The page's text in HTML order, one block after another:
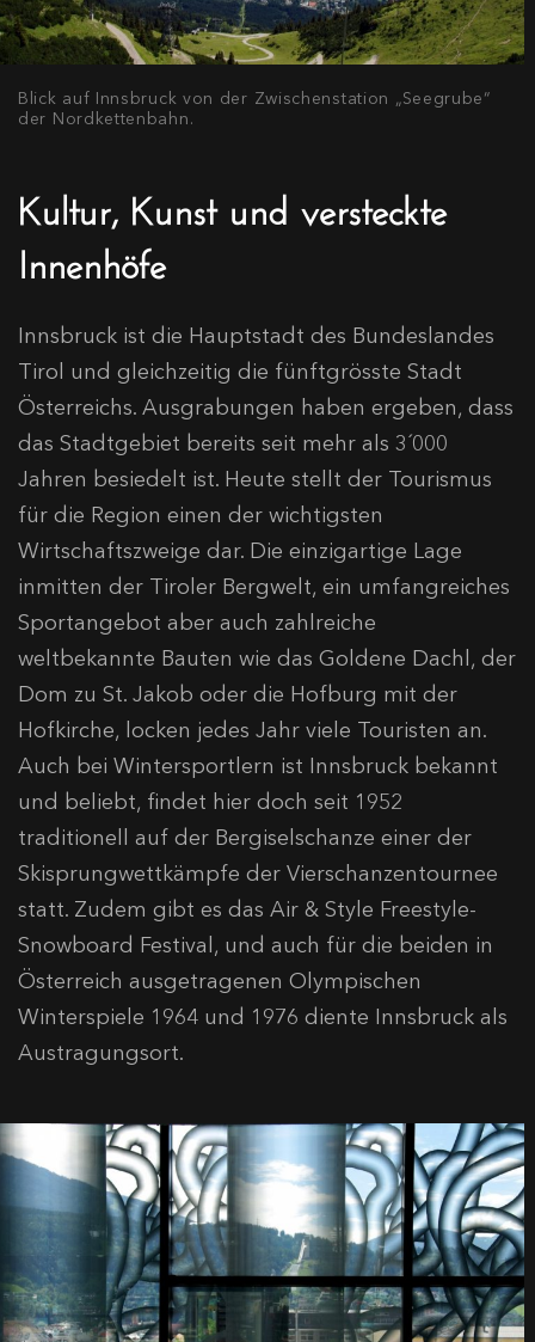
Blick auf Innsbruck von der Zwischenstation „Seegrube“
der Nordkettenbahn.
Kultur, Kunst und versteckte
Innenhöfe
Innsbruck ist die Hauptstadt des Bundeslandes
Tirol und gleichzeitig die fünftgrösste Stadt
Österreichs. Ausgrabungen haben ergeben, dass
das Stadtgebiet bereits seit mehr als 3´000
Jahren besiedelt ist. Heute stellt der Tourismus
für die Region einen der wichtigsten
Wirtschaftszweige dar. Die einzigartige Lage
inmitten der Tiroler Bergwelt, ein umfangreiches
Sportangebot aber auch zahlreiche
weltbekannte Bauten wie das Goldene Dachl, der
Dom zu St. Jakob oder die Hofburg mit der
Hofkirche, locken jedes Jahr viele Touristen an.
Auch bei Wintersportlern ist Innsbruck bekannt
und beliebt, findet hier doch seit 1952
traditionell auf der Bergiselschanze einer der
Skisprungwettkämpfe der Vierschanzentournee
statt. Zudem gibt es das Air & Style Freestyle-
Snowboard Festival, und auch für die beiden in
Österreich ausgetragenen Olympischen
Winterspiele 1964 und 1976 diente Innsbruck als
Austragungsort.